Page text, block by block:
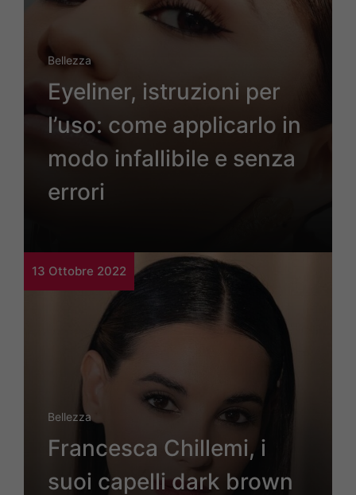
Bellezza
Eyeliner, istruzioni per
l’uso: come applicarlo in
modo infallibile e senza
errori
13 Ottobre 2022
Bellezza
Francesca Chillemi, i
suoi capelli dark brown